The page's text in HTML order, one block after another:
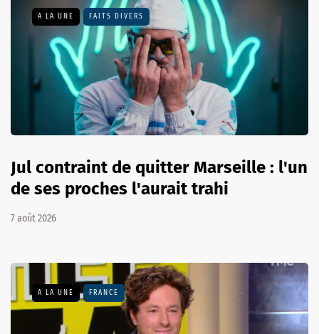
A LA UNE FAITS DIVERS
Jul contraint de quitter Marseille : l'un
de ses proches l'aurait trahi
7 août 2026
A LA UNE FRANCE